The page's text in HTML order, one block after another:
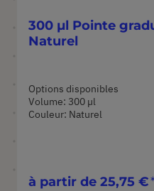
300 µl Pointe
Naturel
Options disponibles
Volume: 300 µl
Couleur: Naturel
à partir de 25,75 €